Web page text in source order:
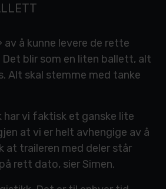
å kunne levere de rette
blir som en liten ballett, alt
Alt skal stemme med tanke
har vi faktisk et ganske lite
at vi er helt avhengige av å
at traileren med deler står
rett dato, sier Simen.